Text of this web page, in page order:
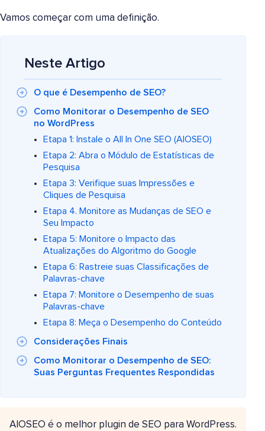
Vamos começar com uma definição.
Neste Artigo
O que é Desempenho de SEO?
Como Monitorar o Desempenho de SEO
no WordPress
Etapa 1: Instale o All In One SEO (AIOSEO)
Etapa 2: Abra o Módulo de Estatísticas de
Pesquisa
Etapa 3: Verifique suas Impressões e
Cliques de Pesquisa
Etapa 4. Monitore as Mudanças de SEO e
Seu Impacto
Etapa 5: Monitore o Impacto das
Atualizações do Algoritmo do Google
Etapa 6: Rastreie suas Classificações de
Palavras-chave
Etapa 7: Monitore o Desempenho de suas
Palavras-chave
Etapa 8: Meça o Desempenho do Conteúdo
Considerações Finais
Como Monitorar o Desempenho de SEO:
Suas Perguntas Frequentes Respondidas
AIOSEO é o melhor plugin de SEO para WordPress.